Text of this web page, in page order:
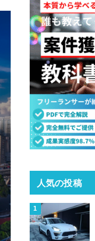
人気の投稿